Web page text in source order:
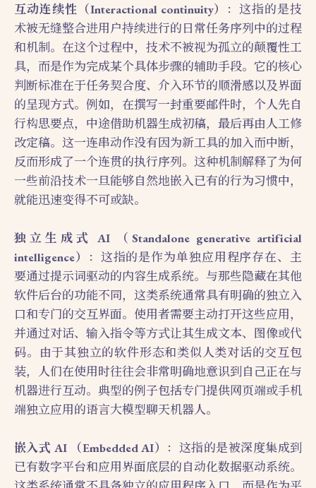
互动连续性（Interactional continuity）
：这指的是技
术被无缝整合进用户持续进行的日常任务序列中的过程
和机制。在这个过程中，技术不被视为孤立的颠覆性工
具，而是作为完成某个具体步骤的辅助手段。它的核心
判断标准在于任务契合度、介入环节的顺滑感以及界面
的呈现方式。例如，在撰写一封重要邮件时，个人先自
行构思要点，中途借助机器生成初稿，最后再由人工修
改定稿。这一连串动作没有因为新工具的加入而中断，
反而形成了一个连贯的执行序列。这种机制解释了为何
一些前沿技术一旦能够自然地嵌入已有的行为习惯中，
就能迅速变得不可或缺。
独立生成式 AI （Standalone generative artificial
intelligence）
：这指的是作为单独应用程序存在、主
要通过提示词驱动的内容生成系统。与那些隐藏在其他
软件后台的功能不同，这类系统通常具有明确的独立入
口和专门的交互界面。使用者需要主动打开这些应用，
并通过对话、输入指令等方式让其生成文本、图像或代
码。由于其独立的软件形态和类似人类对话的交互包
装，人们在使用时往往会非常明确地意识到自己正在与
机器进行互动。典型的例子包括专门提供网页端或手机
端独立应用的语言大模型聊天机器人。
嵌入式 AI （Embedded AI）
：这指的是被深度集成到
已有数字平台和应用界面底层的自动化数据驱动系统。